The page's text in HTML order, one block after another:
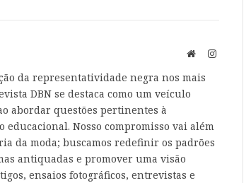
WebsiteInstagram
da representatividade negra nos mais
DBN se destaca como um veículo
abordar questões pertinentes à
Nosso compromisso vai além
da moda; buscamos redefinir os padrões
antiquadas e promover uma visão
ensaios fotográficos, entrevistas e